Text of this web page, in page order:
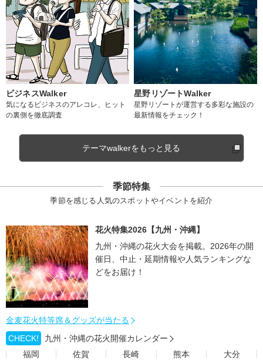
ビジネスWalker
気になるビジネスのアレコレ、ヒット
の裏側を徹底調査
星野リゾートWalker
星野リゾートが運営する多彩な施設の
最新情報をチェック！
テーマwalkerをもっと見る
季節特集
季節を感じる人気のスポットやイベントを紹介
花火特集2026【九州・沖縄】
九州・沖縄の花火大会を掲載。2026年の開
催日、中止・延期情報や人気ランキングな
どをお届け！
金麦花火特等席＆グッズが当たる
CHECK!
九州・沖縄の花火開催カレンダー
福岡
佐賀 長崎 熊本
大分